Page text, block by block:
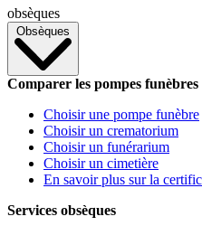
obsèques
Obsèques
Comparer les pompes funèbres
Choisir une pompe funèbre
Choisir un crematorium
Choisir un funérarium
Choisir un cimetière
En savoir plus sur la
Services obsèques